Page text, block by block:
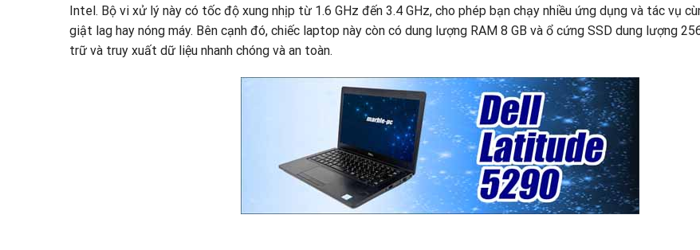
Intel. Bộ vi xử lý này có tốc độ xung nhịp từ 1.6 GHz đến 3.4 GHz, cho phép bạn chạy nhiều ứng dụng và tác vụ
giật lag hay nóng máy. Bên cạnh đó, chiếc laptop này còn có dung lượng RAM 8 GB và ổ cứng SSD dung lượng
trữ và truy xuất dữ liệu nhanh chóng và an toàn.